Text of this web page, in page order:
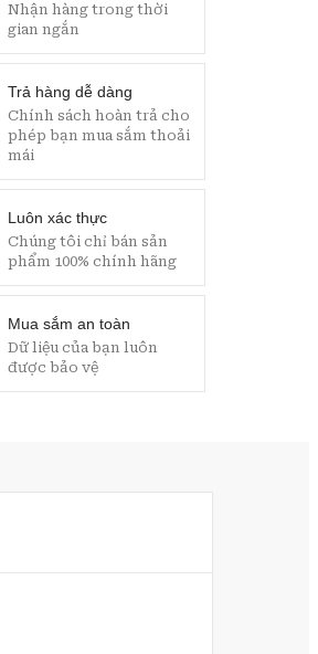
Nhận hàng trong thời
gian ngắn
Trả hàng dễ dàng
Chính sách hoàn trả cho
phép bạn mua sắm thoải
mái
Luôn xác thực
Chúng tôi chỉ bán sản
phẩm 100% chính hãng
Mua sắm an toàn
Dữ liệu của bạn luôn
được bảo vệ